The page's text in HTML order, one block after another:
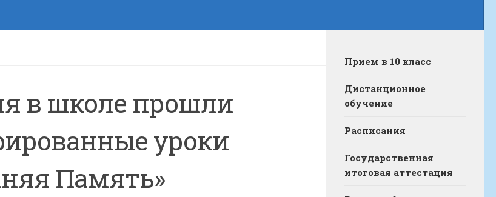
в школе прошли
уроки
Память»
Прием в 10 класс
Дистанционное
обучение
Расписания
Государственная
итоговая аттестация